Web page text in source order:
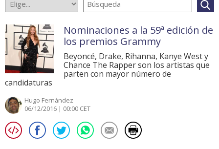
Nominaciones a la 59ª edición de
los premios Grammy
Beyoncé, Drake, Rihanna, Kanye West y
Chance The Rapper son los artistas que
parten con mayor número de
candidaturas
Hugo Fernández
06/12/2016 | 00:00 CET